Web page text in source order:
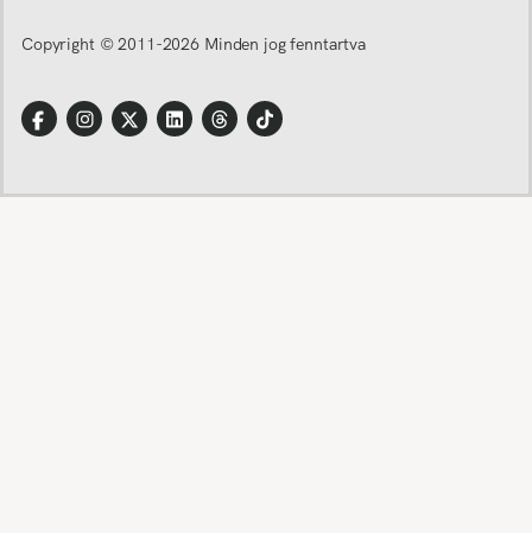
Copyright © 2011-2026 Minden jog fenntartva